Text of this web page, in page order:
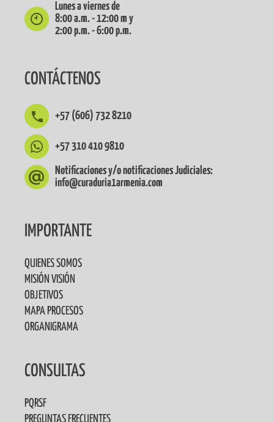
Lunes a viernes de
8:00 a.m. - 12:00 m y
2:00 p.m. - 6:00 p.m.
CONTÁCTENOS
+57 (606) 732 8210
+57 310 410 9810
Notificaciones y/o notificaciones Judiciales:
info@curaduria1armenia.com
IMPORTANTE
QUIENES SOMOS
MISIÓN VISIÓN
OBJETIVOS
MAPA PROCESOS
ORGANIGRAMA
CONSULTAS
PQRSF
PREGUNTAS FRECUENTES